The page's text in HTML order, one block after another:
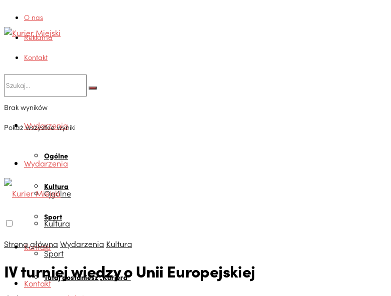
O nas
Reklama
Kontakt
Brak wyników
Pokaż wszystkie wyniki
Wydarzenia
Ogólne
Kultura
Sport
Kontakt
Tutaj dostaniesz „Kuriera”
Wydarzenia
Ogólne
Kultura
Sport
Kontakt
Strona główna Wydarzenia Kultura
IV turniej wiedzy o Unii Europejskiej